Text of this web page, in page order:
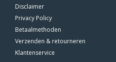
Disclaimer
Privacy Policy
Betaalmethoden
Verzenden & retourneren
Klantenservice